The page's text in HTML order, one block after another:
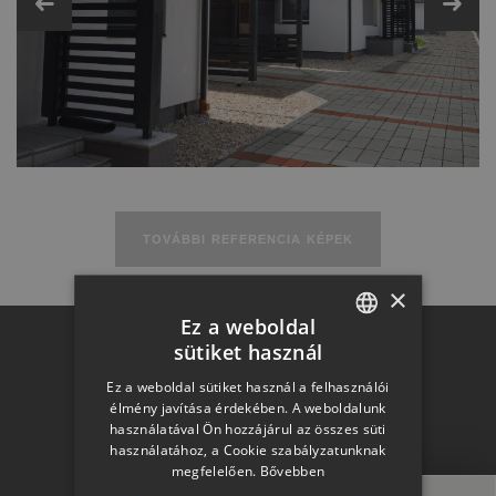
Műszaki adatok
TOVÁBBI REFERENCIA KÉPEK
Otthon a
jövőben
HUNGARIAN
SLOVAK
GERMAN
ROMANIAN
×
Ez a weboldal
sütiket használ
Ez a weboldal sütiket használ a felhasználói
élmény javítása érdekében. A weboldalunk
használatával Ön hozzájárul az összes süti
használatához, a Cookie szabályzatunknak
megfelelően. Bővebben